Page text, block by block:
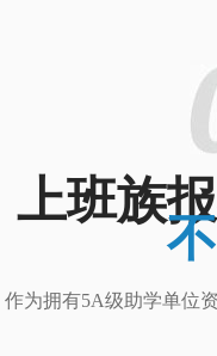
上班族
作为拥有5A级助学单位